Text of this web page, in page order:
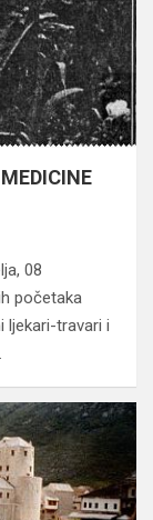
08
početaka
ljekari-travari i